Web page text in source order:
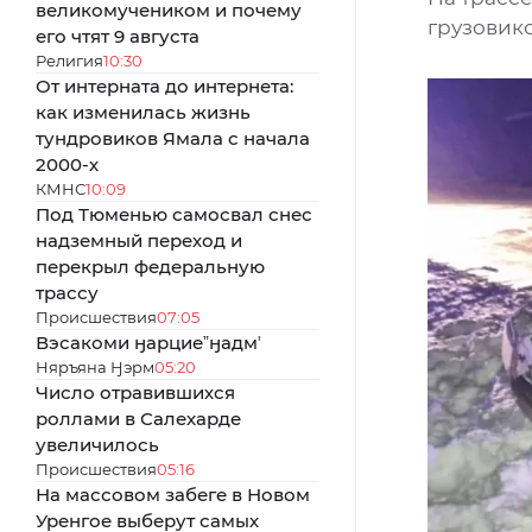
великомучеником и почему
его чтят 9 августа
Религия10:30
От интерната до интернета:
как изменилась жизнь
тундровиков Ямала с начала
2000-х
КМНС10:09
Под Тюменью самосвал снес
надземный переход и
перекрыл федеральную
трассу
Происшествия07:05
Вэсакоми ӈарциеˮӈадмʼ
Няръяна Ӈэрм05:20
Число отравившихся
роллами в Салехарде
увеличилось
Происшествия05:16
На массовом забеге в Новом
Уренгое выберут самых